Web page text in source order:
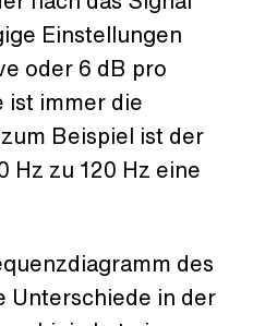
Einstellungen
oder 6 dB pro
ist immer die
Beispiel ist der
Hz zu 120 Hz eine
des
Unterschiede in der